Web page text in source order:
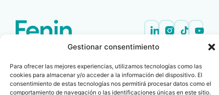
Gestionar consentimiento
Para ofrecer las mejores experiencias, utilizamos tecnologías como las
cookies para almacenar y/o acceder a la información del dispositivo. El
consentimiento de estas tecnologías nos permitirá procesar datos como el
comportamiento de navegación o las identificaciones únicas en este sitio.
C/ Villanueva, 20 - 1-
28001
Oficina Barcelona
1º, 3ª 08006
932 014 655